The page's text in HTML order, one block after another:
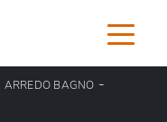
ARREDO BAGNO -